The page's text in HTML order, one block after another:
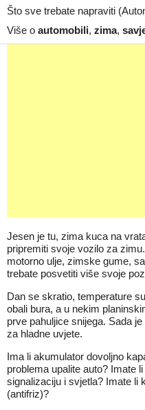
Što sve trebate napraviti
Više o automobili, zima,
Jesen je tu, zima kuca na
pripremiti svoje vozilo za
motorno ulje, zimske gume,
trebate posvetiti više svoje
Dan se skratio, temperature
obali bura, a u nekim
prve pahuljice snijega. Sada
za hladne uvjete.
Ima li akumulator dovoljno
problema upalite auto? Imate
signalizaciju i svjetla? Imate li
(antifriz)?